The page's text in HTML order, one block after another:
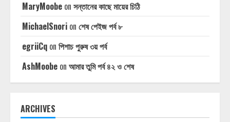
MaryMoobe on সন্তানের কাছে মায়ের চিঠি
MichaelSnori on শেষ পেইজ পর্ব ৮
egriiCq on পিশাচ পুরুষ ৩য় পর্ব
AshMoobe on আমার তুমি পর্ব ৪২ ও শেষ
ARCHIVES